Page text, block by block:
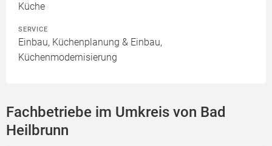
Küche
SERVICE
Einbau, Küchenplanung & Einbau,
Küchenmodernisierung
Fachbetriebe im Umkreis von Bad
Heilbrunn